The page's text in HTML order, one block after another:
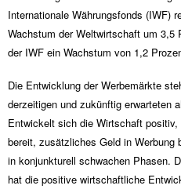
Internationale Währungsfonds (IWF)
Wachstum der Weltwirtschaft um 3,5
der IWF ein Wachstum von 1,2
Die Entwicklung der Werbemärkte
derzeitigen und zukünftig erwarteten
Entwickelt sich die Wirtschaft
bereit, zusätzliches Geld in
in konjunkturell schwachen Phasen.
hat die positive wirtschaftliche